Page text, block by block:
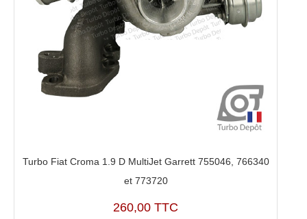
Turbo Fiat Croma 1.9 D MultiJet Garrett 755046, 766340
et 773720
260,00 TTC